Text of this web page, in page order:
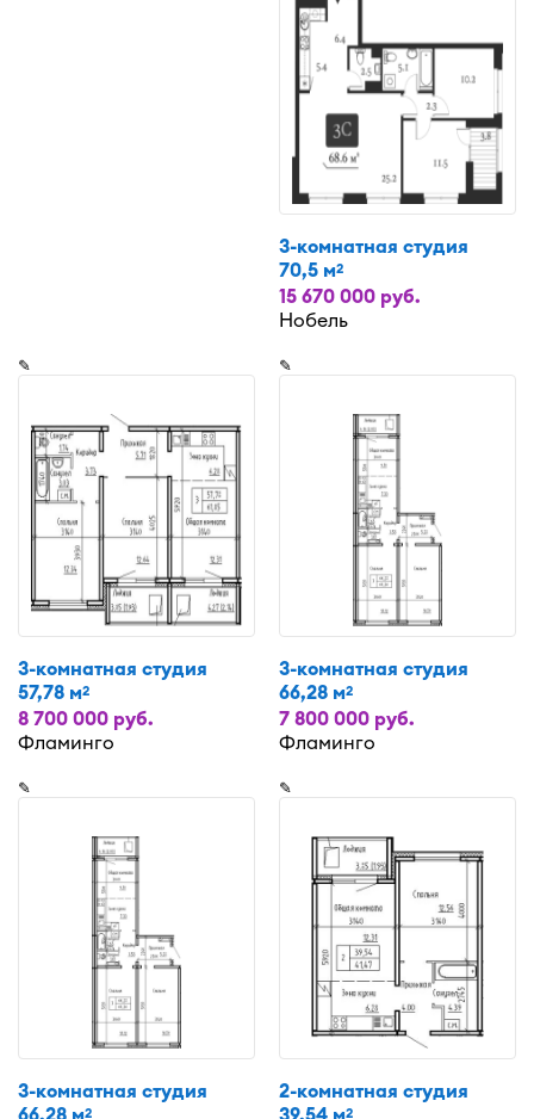
3-комнатная студия
70,5 м2
15 670 000 руб.
Нобель
✎
3-комнатная студия
57,78 м2
8 700 000 руб.
Фламинго
✎
3-комнатная студия
66,28 м2
7 800 000 руб.
Фламинго
✎
3-комнатная студия
66,28 м2
✎
2-комнатная студия
39,54 м2